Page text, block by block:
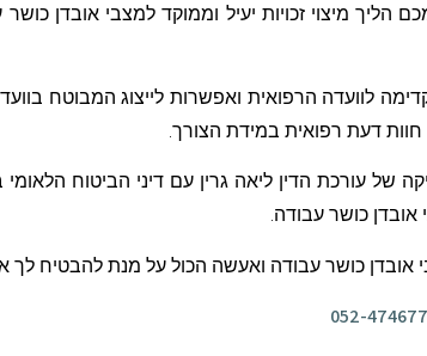
מיצוי זכויות יעיל וממוקד למצבי אובדן
לוועדה הרפואית ואפשרות לייצוג המבוטח
דעת רפואית במידת הצורך.
של עורכת הדין ליאה גרין עם דיני הביטוח
כושר עבודה.
אובדן כושר עבודה ואעשה הכול על מנת להבטיח